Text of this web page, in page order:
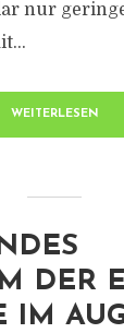
nur
WEITERLESEN
DER
IM